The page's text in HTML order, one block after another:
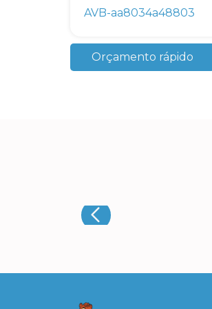
AVB-aa8034a48803
Orçamento rápido